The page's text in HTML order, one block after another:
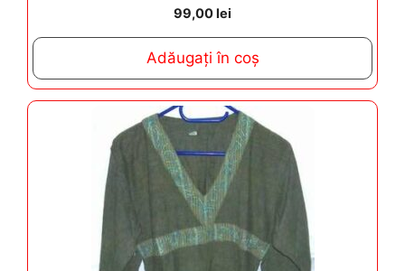
0
o
5
99,00lei
Adăugați în coș